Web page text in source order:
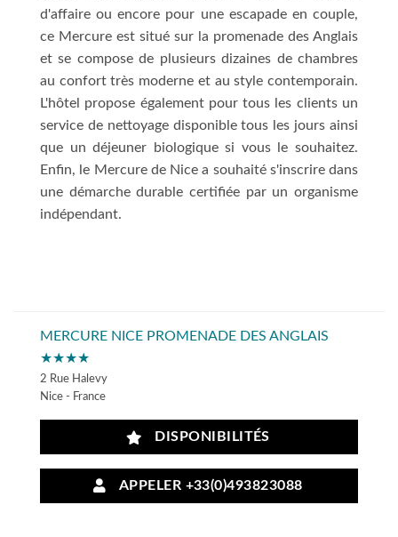
d'affaire ou encore pour une escapade en couple,
ce Mercure est situé sur la promenade des Anglais
et se compose de plusieurs dizaines de chambres
au confort très moderne et au style contemporain.
L'hôtel propose également pour tous les clients un
service de nettoyage disponible tous les jours ainsi
que un déjeuner biologique si vous le souhaitez.
Enfin, le Mercure de Nice a souhaité s'inscrire dans
une démarche durable certifiée par un organisme
indépendant.
MERCURE NICE PROMENADE DES ANGLAIS
★★★★
2 Rue Halevy
Nice - France
DISPONIBILITÉS
APPELER +33(0)493823088